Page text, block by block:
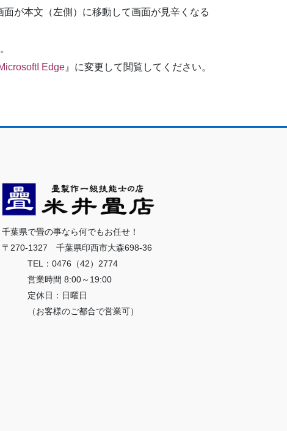
が本文（左側）に移動して画面が見辛くなる
Edge 』に変更して閲覧してください。
千葉県で畳の事なら何でもお任せ！
〒270-1327 千葉県印西市大森698-36
TEL：0476（42）2774
営業時間 8:00～19:00
定休日：日曜日
（お客様のご都合で営業可）